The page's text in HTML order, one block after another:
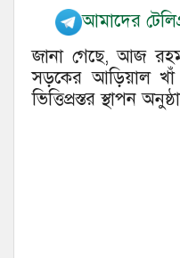
আমাদের
জানা গেছে, আজ
সড়কের আড়িয়াল
ভিত্তিপ্রস্তর স্থাপন